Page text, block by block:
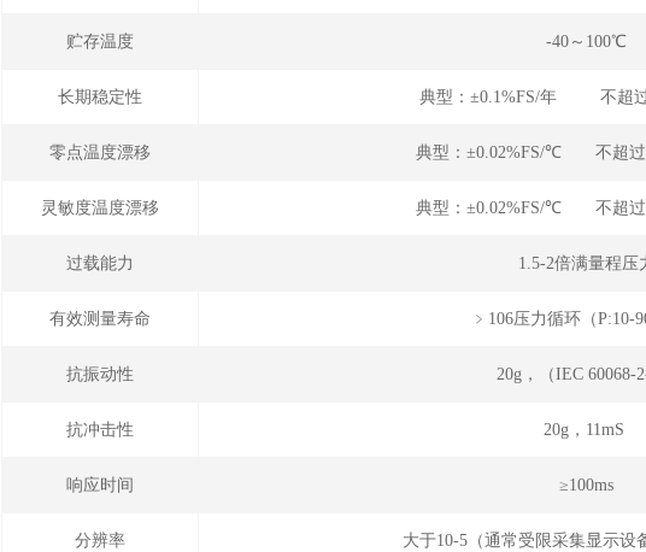
贮存温度 -40～100℃
长期稳定性 典型：±0.1%FS/年 不超过
零点温度漂移 典型：±0.02%FS/℃ 不超过
灵敏度温度漂移 典型：±0.02%FS/℃ 不超过
过载能力 1.5-2倍满量程压
有效测量寿命 ﹥106压力循环（P:10-
抗振动性 20g，（IEC 60068-
抗冲击性 20g，11mS
响应时间 ≥100ms
分辨率 大于10-5（通常受限采集显示设